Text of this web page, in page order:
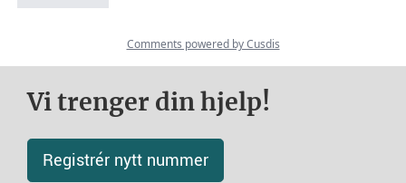
Vi trenger din hjelp!
Registrér nytt nummer